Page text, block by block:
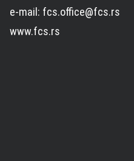
e-mail: fcs.office@fcs.rs
www.fcs.rs